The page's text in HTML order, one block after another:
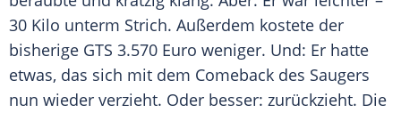
30 Kilo unterm Strich. Außerdem kostete der
bisherige GTS 3.570 Euro weniger. Und: Er hatte
etwas, das sich mit dem Comeback des Saugers
nun wieder verzieht. Oder besser: zurückzieht. Die